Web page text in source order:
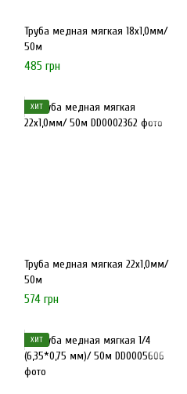
Труба медная мягкая 18х1,0мм/
50м
485 грн
ХИТ
Труба медная мягкая 22х1,0мм/
50м
574 грн
ХИТ